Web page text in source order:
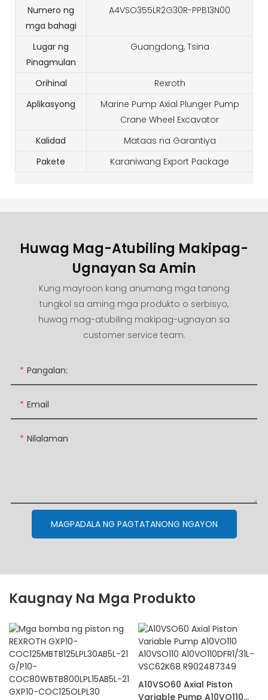
Numero ng
mga bahagi
A4VSO355LR2G30R-PPB13N00
Lugar ng
Pinagmulan
Guangdong, Tsina
Orihinal
Rexroth
Aplikasyong
Marine Pump Axial Plunger Pump
Crane Wheel Excavator
Kalidad
Mataas na Garantiya
Pakete
Karaniwang Export Package
Huwag Mag-Atubiling Makipag-
Ugnayan Sa Amin
Kung mayroon kang anumang mga tanong
tungkol sa aming mga produkto o serbisyo,
huwag mag-atubiling makipag-ugnayan sa
customer service team.
Pangalan:
Email
Nilalaman
MAGPADALA NG PAGTATANONG NGAYON
Kaugnay Na Mga Produkto
A10VSO60 Axial Piston
Variable Pump A10VO110